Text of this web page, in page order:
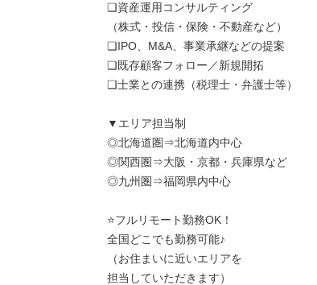
❏資産運用コンサルティング
（株式・投信・保険・不動産など）
❏IPO、M&A、事業承継などの提案
❏既存顧客フォロー／新規開拓
❏士業との連携（税理士・弁護士等）
▼エリア担当制
◎北海道圏⇒北海道内中心
◎関西圏⇒大阪・京都・兵庫県など
◎九州圏⇒福岡県内中心
⭐フルリモート勤務OK！
全国どこでも勤務可能♪
（お住まいに近いエリアを
担当していただきます）